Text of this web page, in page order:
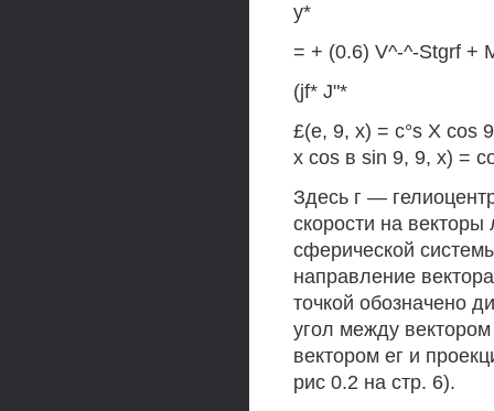
у*
= + (0.6) V^-^-Stgrf +
(jf* J"*
£(е, 9, х) = c°s X cos
х cos в sin 9, 9, х) =
Здесь г —
скорости на векторы
сферической
направление
точкой обозначено
угол между
вектором ег и
рис 0.2 на стр. 6).